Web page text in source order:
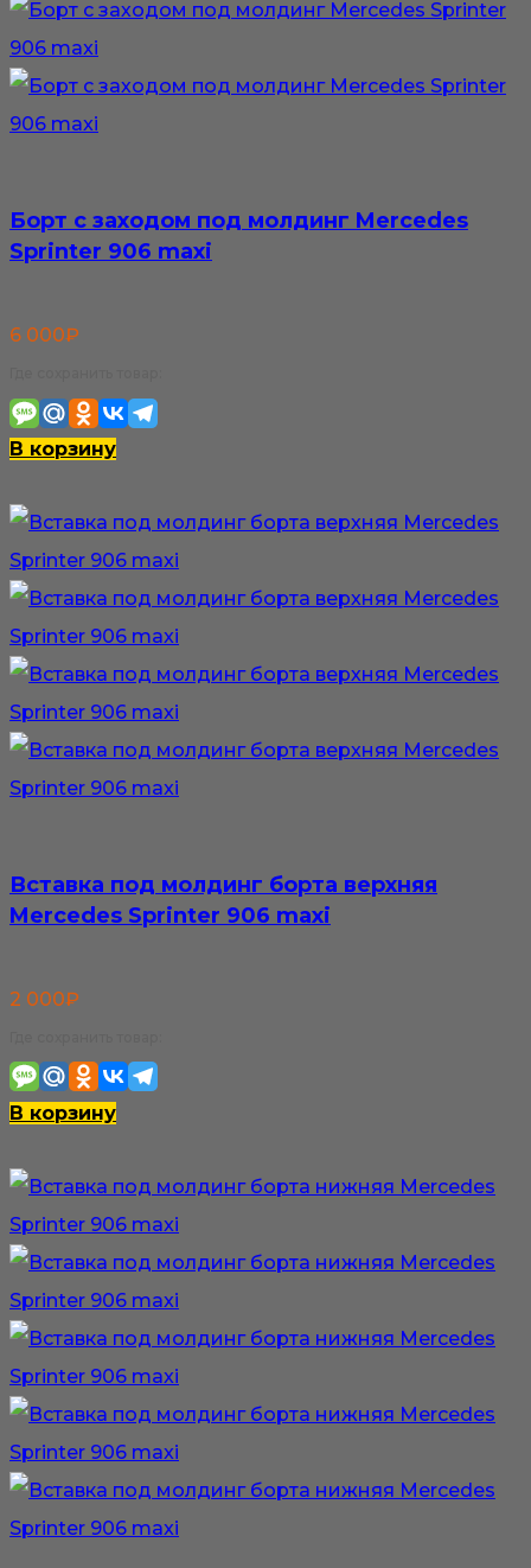
Борт с заходом под молдинг Mercedes
Sprinter 906 maxi
6 000₽
В корзину
Вставка под молдинг борта верхняя
Mercedes Sprinter 906 maxi
2 000₽
В корзину